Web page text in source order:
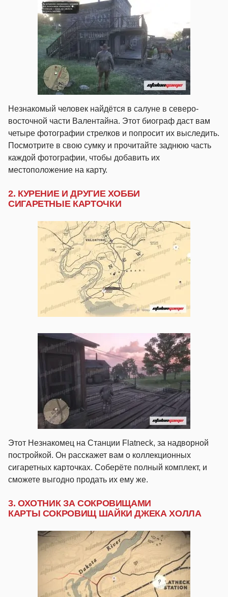
Незнакомый человек найдётся в салуне в северо-
восточной части Валентайна. Этот биограф даст вам
четыре фотографии стрелков и попросит их выследить.
Посмотрите в свою сумку и прочитайте заднюю часть
каждой фотографии, чтобы добавить их
местоположение на карту.
2. КУРЕНИЕ И ДРУГИЕ ХОББИ
СИГАРЕТНЫЕ КАРТОЧКИ
Этот Незнакомец на Станции Flatneck, за надворной
постройкой. Он расскажет вам о коллекционных
сигаретных карточках. Соберёте полный комплект, и
сможете выгодно продать их ему же.
3. ОХОТНИК ЗА СОКРОВИЩАМИ
КАРТЫ СОКРОВИЩ ШАЙКИ ДЖЕКА ХОЛЛА